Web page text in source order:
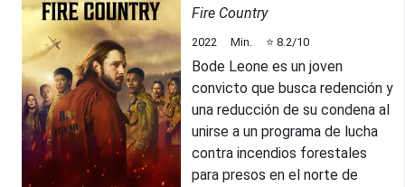
Fire Country
2022 Min. ⭐ 8.2/10
Bode Leone es un joven
convicto que busca redención y
una reducción de su condena al
unirse a un programa de lucha
contra incendios forestales
para presos en el norte de